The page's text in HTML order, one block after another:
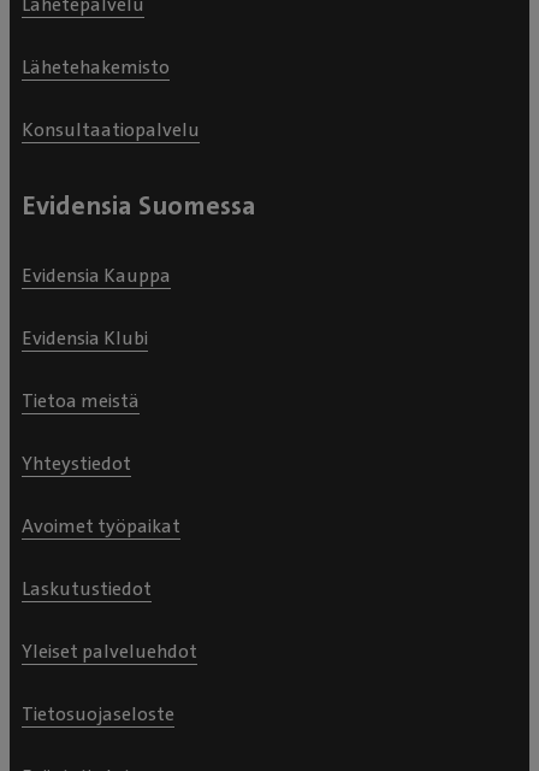
Lähetehakemisto
Konsultaatiopalvelu
Evidensia Suomessa
Evidensia Kauppa
Evidensia Klubi
Tietoa meistä
Yhteystiedot
Avoimet työpaikat
Laskutustiedot
Yleiset palveluehdot
Tietosuojaseloste